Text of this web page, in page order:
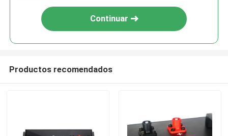
Continuar
Productos recomendados